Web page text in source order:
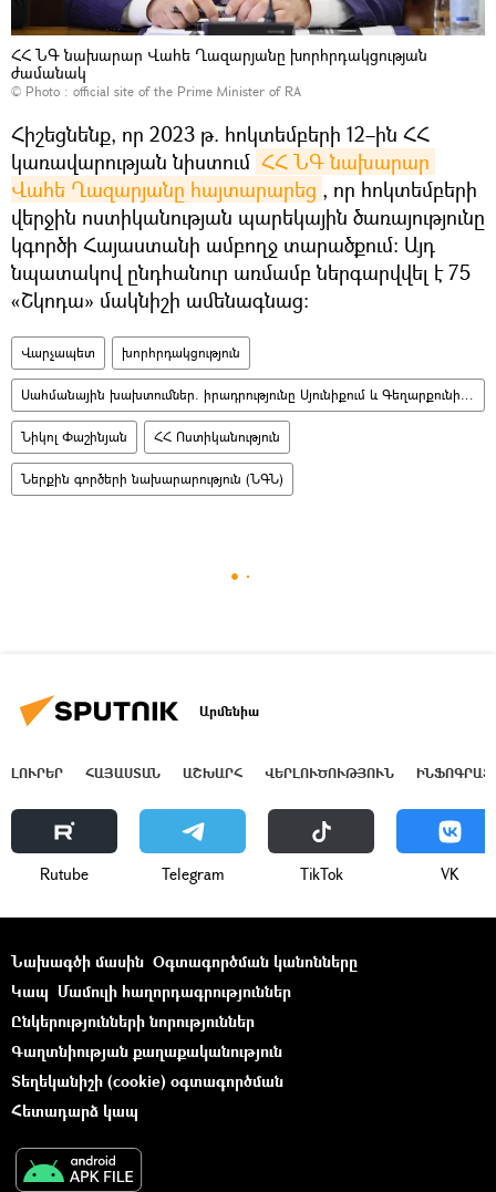
ՀՀ ՆԳ նախարար Վահե Ղազարյանը խորհրդակցության
ժամանակ
© Photo : official site of the Prime Minister of RA
Հիշեցնենք, որ 2023 թ. հոկտեմբերի 12–ին ՀՀ
կառավարության նիստում ՀՀ ՆԳ նախարար
Վահե Ղազարյանը հայտարարեց , որ հոկտեմբերի
վերջին ոստիկանության պարեկային ծառայությունը
կգործի Հայաստանի ամբողջ տարածքում։ Այդ
նպատակով ընդհանուր առմամբ ներգարվվել է 75
«Շկոդա» մակնիշի ամենագնաց։
Վարչապետ խորհրդակցություն
Սահմանային խախտումներ. իրադրությունը Սյունիքում և Գեղարքունիքում
Նիկոլ Փաշինյան ՀՀ Ոստիկանություն
Ներքին գործերի նախարարություն (ՆԳՆ)
Արմենիա
ԼՈՒՐԵՐ ՀԱՅԱՍՏԱՆ ԱՇԽԱՐՀ ՎԵՐԼՈՒԾՈՒԹՅՈՒՆ
Rutube Telegram ТikТоk VK
Նախագծի մասին Օգտագործման կանոնները
Կապ Մամուլի հաղորդագրություններ
Ընկերությունների նորություններ
Գաղտնիության քաղաքականություն
Տեղեկանիշի (cookie) օգտագործման
Հետադարձ կապ